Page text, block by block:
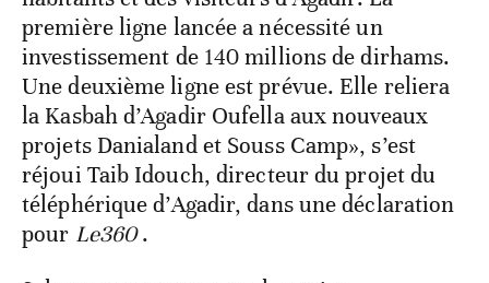
première ligne lancée a nécessité un
investissement de 140 millions de dirhams.
Une deuxième ligne est prévue. Elle reliera
la Kasbah d’Agadir Oufella aux nouveaux
projets Danialand et Souss Camp», s’est
réjoui Taib Idouch, directeur du projet du
téléphérique d’Agadir, dans une déclaration
pour Le360.